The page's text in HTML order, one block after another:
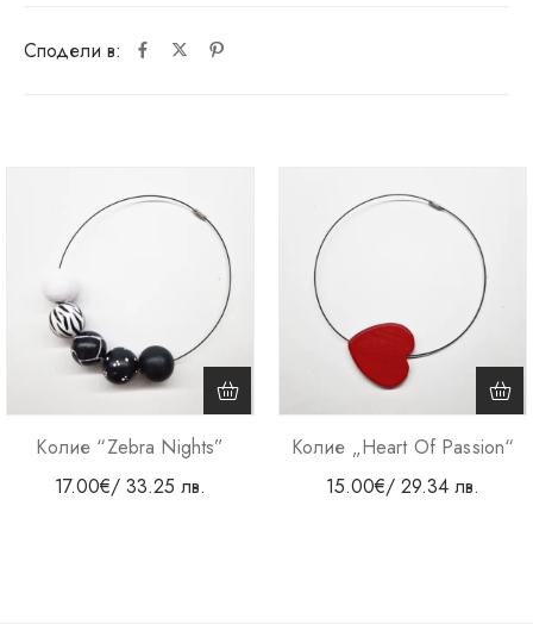
Сподели в:
Колие “Zebra Nights”
17.00€/ 33.25 лв.
Колие „Heart Of Passion“
15.00€/ 29.34 лв.